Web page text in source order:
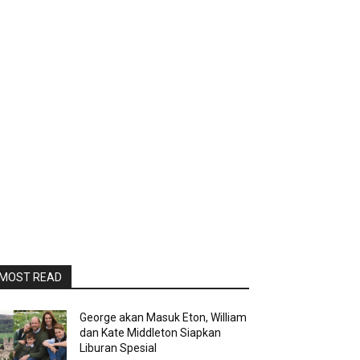
READ
George akan Masuk Eton, William
dan Kate Middleton Siapkan
Liburan Spesial